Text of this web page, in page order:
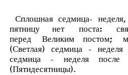
Сплошная седмица-
пятницу нет поста:
перед Великим постом;
(Светлая) седмица - неделя
седмица - неделя после
(Пятидесятницы).